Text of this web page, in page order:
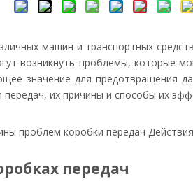
машин и транспортных
возникнуть проблемы, которые
значение для предотвращения
их причины и способы их
проблем коробки передач
передач